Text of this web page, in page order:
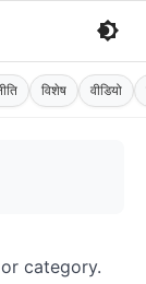
विशेष वीडियो
category.